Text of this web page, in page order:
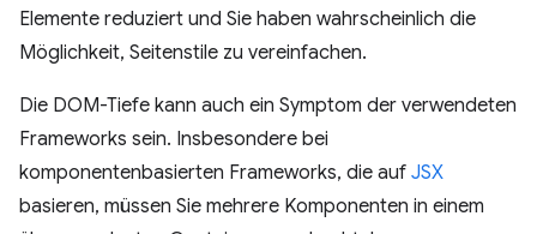
Elemente reduziert und Sie haben wahrscheinlich die
Möglichkeit, Seitenstile zu vereinfachen.
Die DOM-Tiefe kann auch ein Symptom der verwendeten
Frameworks sein. Insbesondere bei
komponentenbasierten Frameworks, die auf JSX
basieren, müssen Sie mehrere Komponenten in einem